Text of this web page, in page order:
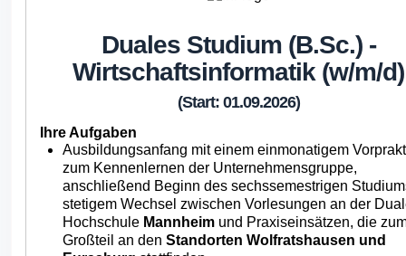
Duales Studium (B.Sc.) -
Wirtschaftsinformatik (w/m/d)
(Start: 01.09.2026)
Ihre Aufgaben
Ausbildungsanfang mit einem einmonatigem
zum Kennenlernen der Unternehmensgruppe,
anschließend Beginn des sechssemestrigen
stetigem Wechsel zwischen Vorlesungen an der
Hochschule Mannheim und Praxiseinsätzen, die
Großteil an den Standorten Wolfratshausen und